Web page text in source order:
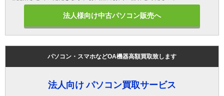
法人様向け中古パソコン販売へ
パソコン・スマホなどOA機器高額買取致します
法人向け パソコン買取サービス